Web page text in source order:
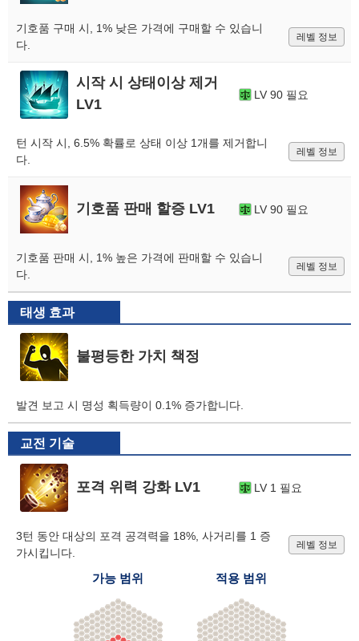
기호품 구매 시, 1% 낮은 가격에 구매할 수 있습니
다.
레벨 정보
시작 시 상태이상 제거
LV1
LV 90 필요
턴 시작 시, 6.5% 확률로 상태 이상 1개를 제거합니
다.
레벨 정보
기호품 판매 할증 LV1 LV 90 필요
기호품 판매 시, 1% 높은 가격에 판매할 수 있습니
다.
레벨 정보
태생 효과
불평등한 가치 책정
발견 보고 시 명성 획득량이 0.1% 증가합니다.
교전 기술
포격 위력 강화 LV1 LV 1 필요
3턴 동안 대상의 포격 공격력을 18%, 사거리를 1 증
가시킵니다.
레벨 정보
가능 범위 적용 범위